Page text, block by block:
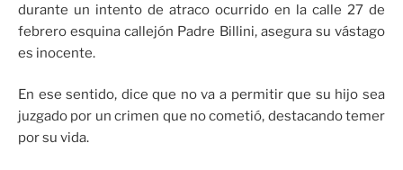
durante un intento de atraco ocurrido en la calle 27 de
febrero esquina callejón Padre Billini, asegura su vástago
es inocente.
En ese sentido, dice que no va a permitir que su hijo sea
juzgado por un crimen que no cometió, destacando temer
por su vida.